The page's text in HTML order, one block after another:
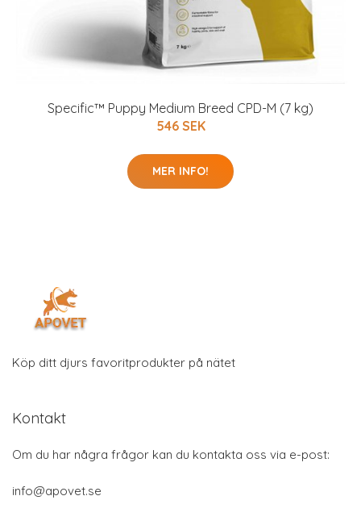
Specific™ Puppy Medium Breed CPD-M (7 kg)
546 SEK
MER INFO!
Köp ditt djurs favoritprodukter på nätet
Kontakt
Om du har några frågor kan du kontakta oss via e-post:
info@apovet.se